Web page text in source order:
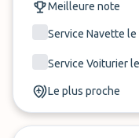
Meilleure note
Service Navette
Service Voiturier
Le plus proche